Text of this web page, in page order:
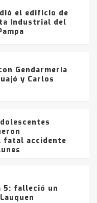
el edificio de
Industrial del
Gendarmería
y Carlos
fatal accidente
5: falleció un